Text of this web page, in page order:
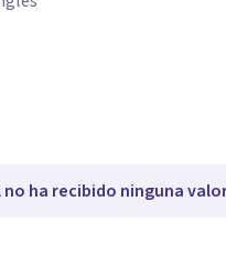
ha recibido ninguna